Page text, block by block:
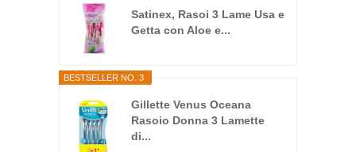
Satinex, Rasoi 3 Lame Usa e
Getta con Aloe e...
BESTSELLER NO. 3
Gillette Venus Oceana
Rasoio Donna 3 Lamette
di...